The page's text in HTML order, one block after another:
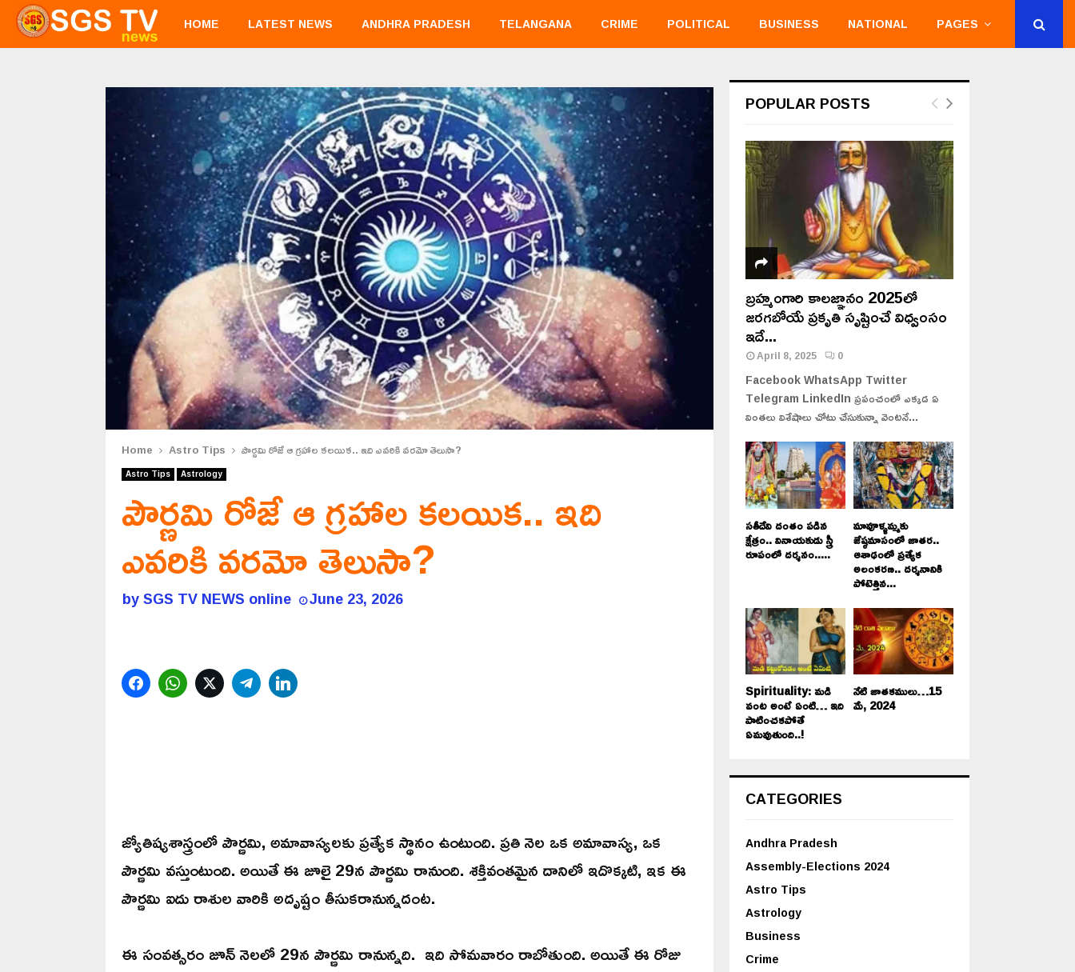
HOME LATEST NEWS ANDHRA PRADESH TELANGANA CRIME POLITICAL BUSINESS NATIONAL PAGES
Home Astro Tips పౌర్ణమి రోజే ఆ గ్రహాల కలయిక.. ఇది ఎవరికి వరమో తెలుసా?
Astro Tips Astrology
పౌర్ణమి రోజే ఆ గ్రహాల కలయిక.. ఇది
ఎవరికి వరమో తెలుసా?
bySGS TV NEWS online June 23, 2026
FacebookWhatsAppTwitterTelegram
జ్యోతిష్యశాస్త్రంలో పౌర్ణమి, అమావాస్యలకు ప్రత్యేక స్థానం ఉంటుంది. ప్రతి నెల ఒక అమావాస్య, ఒక
పౌర్ణమి వస్తుంటుంది. అయితే ఈ జూలై 29న పౌర్ణమి రానుంది. శక్తివంతమైన దానిలో ఇదొక్కటి, ఇక ఈ
పౌర్ణమి ఐదు రాశుల వారికి అదృష్టం తీసుకరానున్నదంట.
ఈ సంవత్సరం జూన్ నెలలో 29న పౌర్ణమి రానున్నది. ఇది సోమవారం రాబోతుంది. అయితే ఈ రోజు
POPULAR POSTS
బ్రహ్మంగారి కాలజ్ఞానం 2025లో
జరగబోయే ప్రకృతి సృష్టించే విధ్వంసం
ఇదే...
April 8, 2025 0
Facebook WhatsApp Twitter
Telegram LinkedIn ప్రపంచంలో ఎక్కడ ఏ
వింతలు విశేషాలు చోటు చేసుకున్నా వెంటనే...
సతీదేవి దంతం పడిన
క్షేత్రం.. వినాయకుడు స్త్రీ
రూపంలో దర్శనం.....
మావూళ్ళమ్మకు
జేష్ఠమాసంలో జాతర..
ఆశాఢంలో ప్రత్యేక
అలంకరణ.. దర్శనానికి
పోటెత్తిన...
Spirituality: మడి
వంట అంటే ఏంటి… ఇది
పాటించకపోతే
ఏమవుతుంది..!
నేటి జాతకములు…15
మే, 2024
CATEGORIES
Andhra Pradesh
Assembly-Elections 2024
Astro Tips
Astrology
Business
Crime